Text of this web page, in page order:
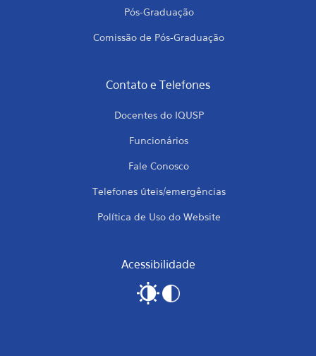
Pós-Graduação
Comissão de Pós-Graduação
Contato e Telefones
Docentes do IQUSP
Funcionários
Fale Conosco
Telefones úteis/emergências
Política de Uso do Website
Acessibilidade